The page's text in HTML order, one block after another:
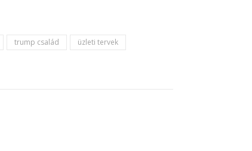
trump család
üzleti tervek